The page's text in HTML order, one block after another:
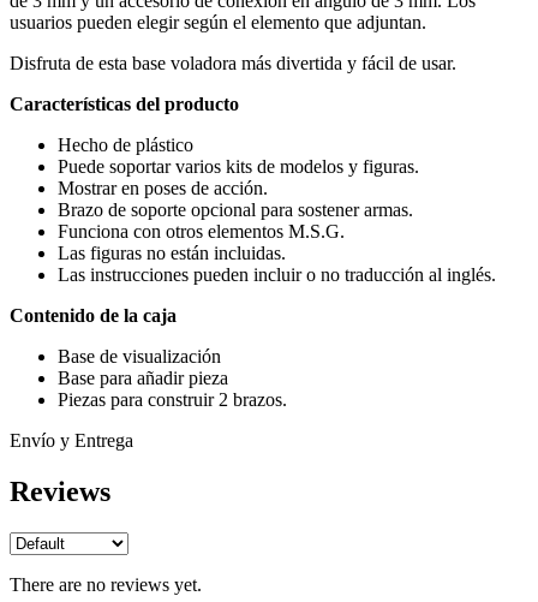
usuarios pueden elegir según el elemento que adjuntan.
Disfruta de esta base voladora más divertida y fácil de usar.
Características del producto
Hecho de plástico
Puede soportar varios kits de modelos y figuras.
Mostrar en poses de acción.
Brazo de soporte opcional para sostener armas.
Funciona con otros elementos M.S.G.
Las figuras no están incluidas.
Las instrucciones pueden incluir o no traducción al inglés.
Contenido de la caja
Base de visualización
Base para añadir pieza
Piezas para construir 2 brazos.
Envío y Entrega
Reviews
There are no reviews yet.